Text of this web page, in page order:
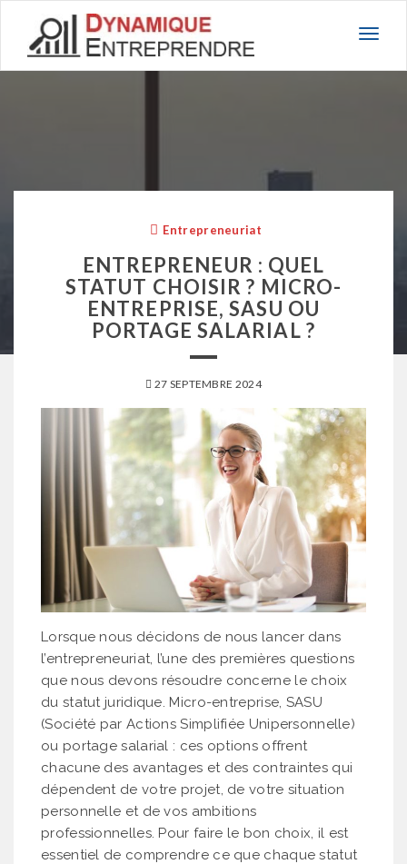
Entrepreneuriat
ENTREPRENEUR : QUEL
STATUT CHOISIR ? MICRO-
ENTREPRISE, SASU OU
PORTAGE SALARIAL ?
27 SEPTEMBRE 2024
Lorsque nous décidons de nous lancer dans
l’entrepreneuriat, l’une des premières questions
que nous devons résoudre concerne le choix
du statut juridique. Micro-entreprise, SASU
(Société par Actions Simplifiée Unipersonnelle)
ou portage salarial : ces options offrent
chacune des avantages et des contraintes qui
dépendent de votre projet, de votre situation
personnelle et de vos ambitions
professionnelles. Pour faire le bon choix, il est
essentiel de comprendre ce que chaque statut